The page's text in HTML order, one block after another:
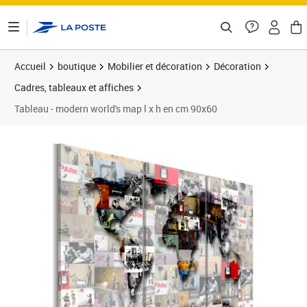
Accueil boutique Mobilier et décoration
Décoration
Cadres, tableaux et affiches
Tableau - modern world's map l x h en cm 90x60